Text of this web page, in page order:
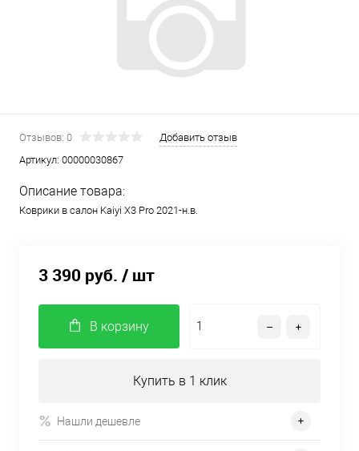
Отзывов: 0
Добавить отзыв
Артикул: 00000030867
Описание товара:
Коврики в салон Kaiyi X3 Pro 2021-н.в.
3 390 руб. / шт
В корзину
Купить в 1 клик
Нашли дешевле